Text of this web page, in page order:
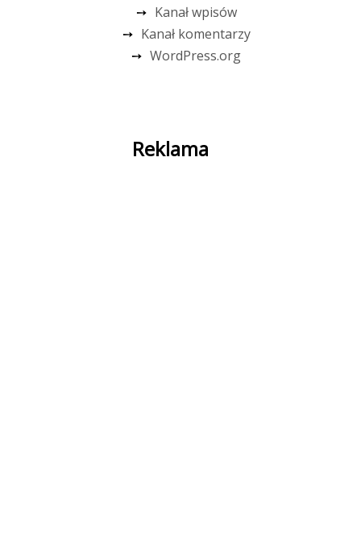
Kanał wpisów
Kanał komentarzy
WordPress.org
Reklama